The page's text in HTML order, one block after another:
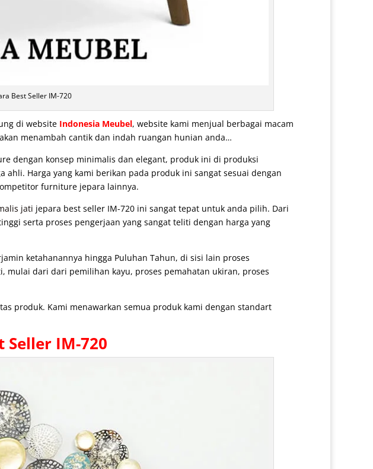
Best Seller IM-720
di website Indonesia Meubel, website kami menjual berbagai macam
menambah cantik dan indah ruangan hunian anda…
dengan konsep minimalis dan elegant, produk ini di produksi
Harga yang kami berikan pada produk ini sangat sesuai dengan
furniture jepara lainnya.
jati jepara best seller IM-720 ini sangat tepat untuk anda pilih. Dari
serta proses pengerjaan yang sangat teliti dengan harga yang
ketahanannya hingga Puluhan Tahun, di sisi lain proses
dari dari pemilihan kayu, proses pemahatan ukiran, proses
produk. Kami menawarkan semua produk kami dengan standart
Seller IM-720